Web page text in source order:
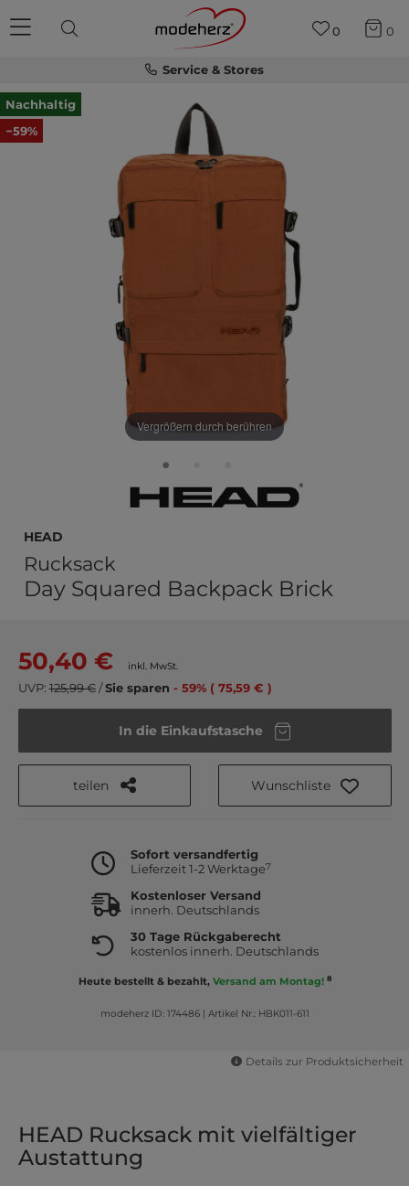
Service & Stores
0 0
Nachhaltig
−59%
Vergrößern durch berühren
HEAD
Rucksack
Day Squared Backpack Brick
50,40 € inkl. MwSt.
UVP: 125,99 €/Sie sparen - 59% ( 75,59 € )
In die Einkaufstasche
teilen Wunschliste
Sofort versandfertig
Lieferzeit 1-2 Werktage7
Kostenloser Versand
innerh. Deutschlands
30 Tage Rückgaberecht
kostenlos innerh. Deutschlands
Heute bestellt & bezahlt, Versand am Montag! 8
modeherz ID: 174486| Artikel Nr.: HBK011-611
Details zur Produktsicherheit
HEAD Rucksack mit vielfältiger
Austattung